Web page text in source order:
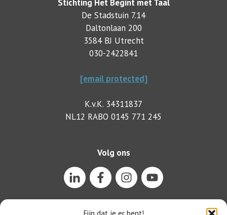
Stichting Het Begint met Taal
De Stadstuin 7.14
Daltonlaan 200
3584 BJ Utrecht
030-2422841
[email protected]
K.v.K. 34311837
NL12 RABO 0145 771 245
Volg ons